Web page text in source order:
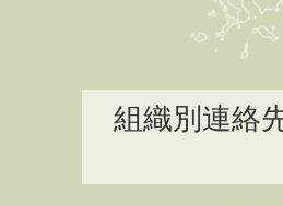
組織別連絡